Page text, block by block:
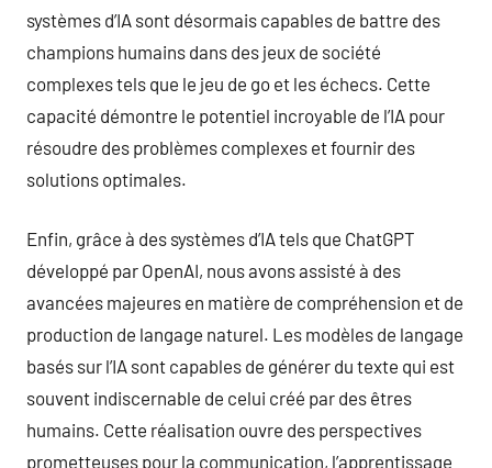
systèmes d’IA sont désormais capables de battre des
champions humains dans des jeux de société
complexes tels que le jeu de go et les échecs. Cette
capacité démontre le potentiel incroyable de l’IA pour
résoudre des problèmes complexes et fournir des
solutions optimales.
Enfin, grâce à des systèmes d’IA tels que ChatGPT
développé par OpenAI, nous avons assisté à des
avancées majeures en matière de compréhension et de
production de langage naturel. Les modèles de langage
basés sur l’IA sont capables de générer du texte qui est
souvent indiscernable de celui créé par des êtres
humains. Cette réalisation ouvre des perspectives
prometteuses pour la communication, l’apprentissage